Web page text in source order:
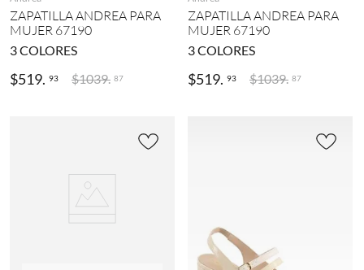
ZAPATILLA ANDREA PARA
MUJER 67190
3COLORES
$519. 93 $1039. 87
ZAPATILLA ANDREA PARA
MUJER 67190
3COLORES
$519. 93 $1039. 87